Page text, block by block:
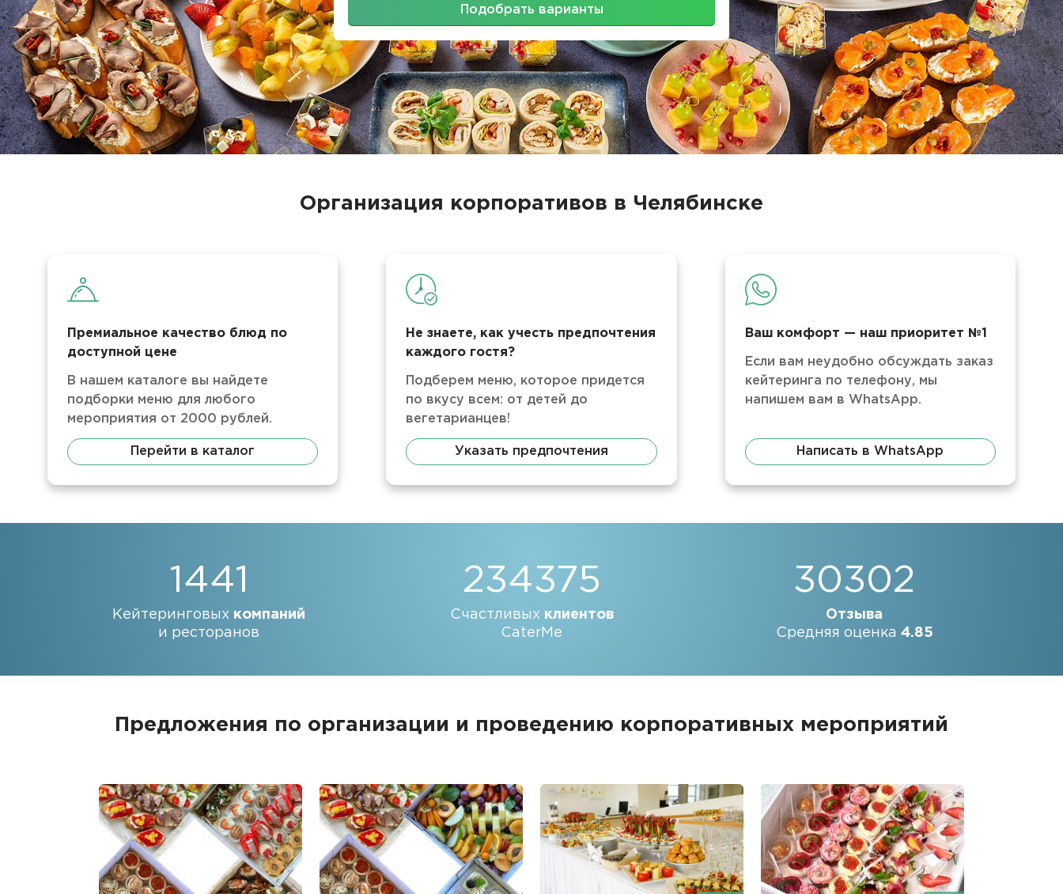
Подобрать варианты
Организация корпоративов в Челябинске
Премиальное качество блюд по
доступной цене
В нашем каталоге вы найдете
подборки меню для любого
мероприятия от 2000 рублей.
Перейти в каталог
Не знаете, как учесть предпочтения
каждого гостя?
Подберем меню, которое придется
по вкусу всем: от детей до
вегетарианцев!
Указать предпочтения
Ваш комфорт — наш приоритет №1
Если вам неудобно обсуждать заказ
кейтеринга по телефону, мы
напишем вам в WhatsApp.
Написать в WhatsApp
1441
Кейтеринговых компаний
и ресторанов
234375
Счастливых клиентов
CaterMe
30302
Отзыва
Средняя оценка 4.85
Предложения по организации и проведению корпоративных мероприятий